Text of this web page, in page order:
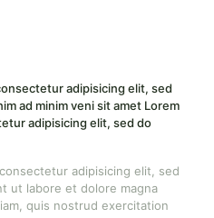
adipisicing elit, sed
ad minim veni sit amet Lorem
adipisicing elit, sed do
adipisicing elit, sed
ut labore et dolore magna
quis nostrud exercitation